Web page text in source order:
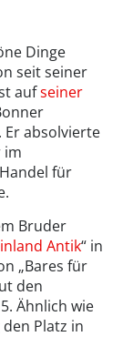
Dinge
seit seiner
aufseiner
absolvierte
im
für
Bruder
Antik“ in
„Bares für
den
Ähnlich wie
Platz in